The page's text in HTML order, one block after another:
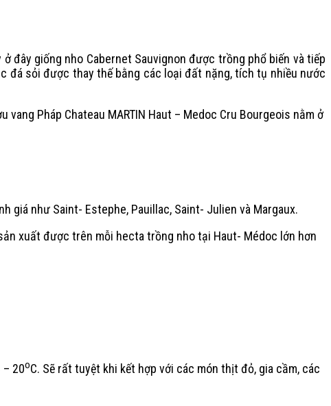
đây giống nho Cabernet Sauvignon được trồng phổ biến và tiếp
đá sỏi được thay thế bằng các loại đất nặng, tích tụ nhiều nước
Pháp Chateau MARTIN Haut – Medoc Cru Bourgeois nằm ở
giá như Saint- Estephe, Pauillac, Saint- Julien và Margaux.
xuất được trên mỗi hecta trồng nho tại Haut- Médoc lớn hơn
20oC. Sẽ rất tuyệt khi kết hợp với các món thịt đỏ, gia cầm, các